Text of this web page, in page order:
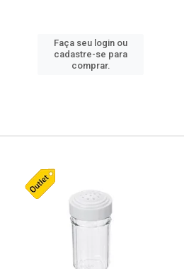
Faça seu login ou
cadastre-se para
comprar.